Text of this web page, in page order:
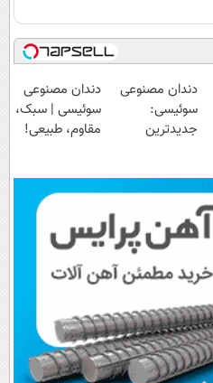
دندان مصنوعی
سوئیسی:
جدیدترین
پرداخت قسطی
دندان مصنوعی
سوئیسی | سبک،
مقاوم، طبیعی!
اقساطی😍